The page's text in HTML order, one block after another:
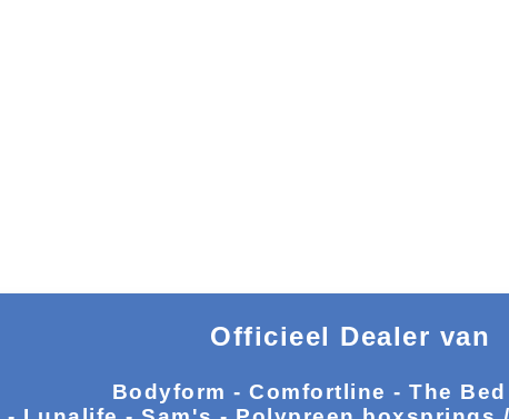
Officieel Dealer van
Bodyform - Comfortline - The Bed